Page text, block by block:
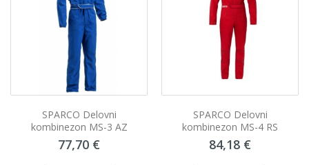
SPARCO Delovni
kombinezon MS-3 AZ
77,70 €
SPARCO Delovni
kombinezon MS-4 RS
84,18 €